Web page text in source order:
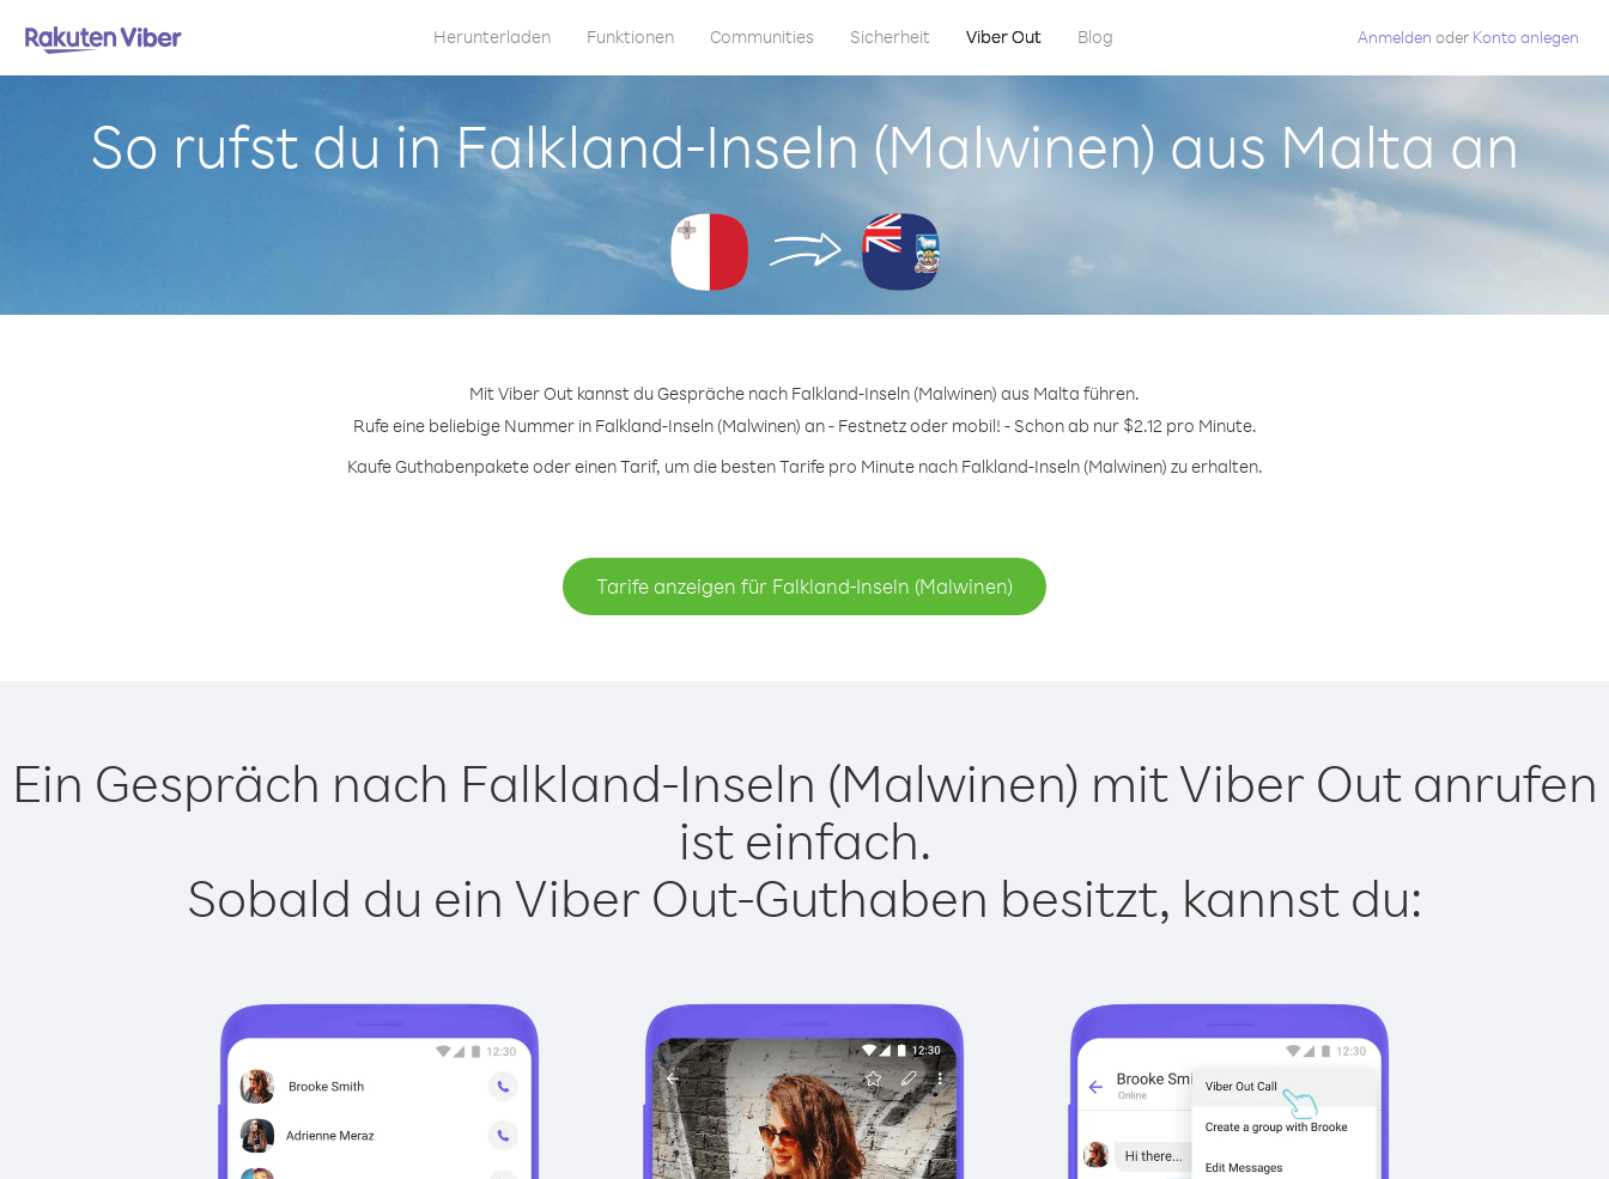
Herunterladen Funktionen Communities Sicherheit Viber Out Blog Anmelden oder Konto anlegen
So rufst du in Falkland-Inseln (Malwinen) aus Malta an
Mit Viber Out kannst du Gespräche nach Falkland-Inseln (Malwinen) aus Malta führen.
Rufe eine beliebige Nummer in Falkland-Inseln (Malwinen) an - Festnetz oder mobil! - Schon ab nur $2.12 pro Minute.
Kaufe Guthabenpakete oder einen Tarif, um die besten Tarife pro Minute nach Falkland-Inseln (Malwinen) zu erhalten.
Tarife anzeigen für Falkland-Inseln (Malwinen)
Ein Gespräch nach Falkland-Inseln (Malwinen) mit Viber Out anrufen
ist einfach.
Sobald du ein Viber Out-Guthaben besitzt, kannst du: